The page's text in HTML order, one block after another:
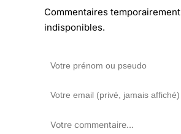
Commentaires temporairement
indisponibles.